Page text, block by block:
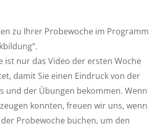
zu Ihrer Probewoche im Programm
ist nur das Video der ersten Woche
damit Sie einen Eindruck von der
und der Übungen bekommen. Wenn
konnten, freuen wir uns, wenn
Probewoche buchen, um den